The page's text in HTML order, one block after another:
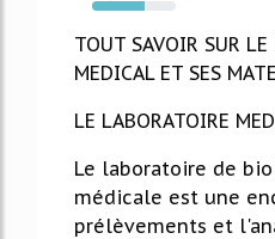
63%
TOUT SAVOIR SUR LE
MEDICAL ET SES
LE LABORATOIRE
Le laboratoire de
médicale est une
prélèvements et